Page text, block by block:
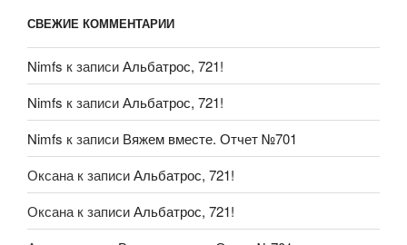
СВЕЖИЕ КОММЕНТАРИИ
Nimfs к записиАльбатрос, 721!
Nimfs к записиАльбатрос, 721!
Nimfs к записи Вяжем вместе. Отчет №701
Оксана к записиАльбатрос, 721!
Оксана к записиАльбатрос, 721!